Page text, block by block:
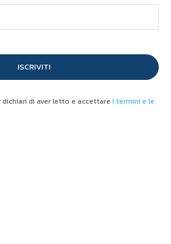
ISCRIVITI
di aver letto e accettare i termini e le